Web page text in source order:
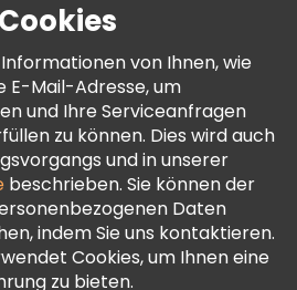
von Ihnen, wie
E-Mail-Adresse, um
und Ihre Serviceanfragen
zu können. Dies wird auch
und in unserer
beschrieben. Sie können der
Daten
indem Sie uns kontaktieren.
Cookies, um Ihnen eine
zu bieten.